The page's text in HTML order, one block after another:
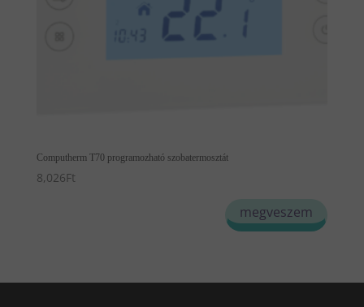
Computherm T70 programozható szobatermosztát
8,026Ft
megveszem